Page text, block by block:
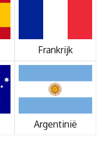
Frankrijk
Argentinië